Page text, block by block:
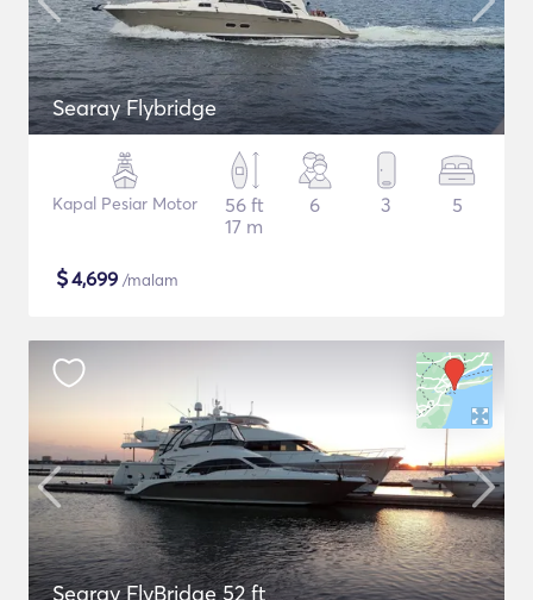
Searay Flybridge
Kapal Pesiar Motor
56 ft
17 m
6 3 5
$4,699 /malam
Searay FlyBridge 52 ft